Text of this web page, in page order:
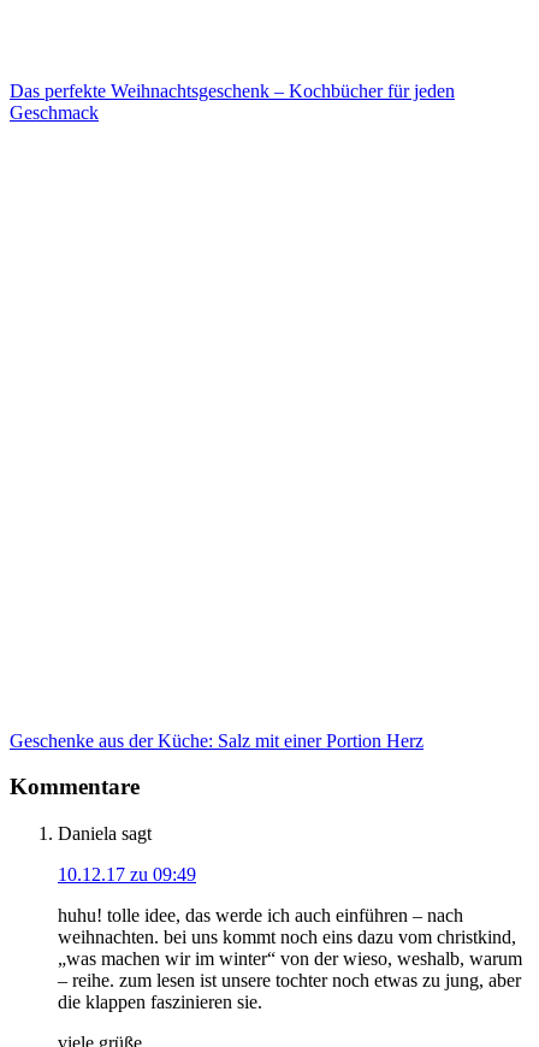
Das perfekte Weihnachtsgeschenk – Kochbücher für jeden
Geschmack
Geschenke aus der Küche: Salz mit einer Portion Herz
Kommentare
Daniela sagt
10.12.17 zu 09:49
huhu! tolle idee, das werde ich auch einführen – nach
weihnachten. bei uns kommt noch eins dazu vom christkind,
„was machen wir im winter“ von der wieso, weshalb, warum
– reihe. zum lesen ist unsere tochter noch etwas zu jung, aber
die klappen faszinieren sie.
viele grüße